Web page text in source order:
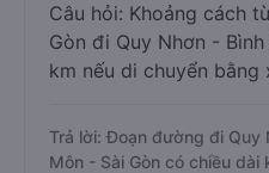
Câu hỏi: Khoảng cách
Gòn đi Quy Nhơn -
km nếu di chuyển bằng
Trả lời: Đoạn đường đi Quy
Môn - Sài Gòn có chiều dài